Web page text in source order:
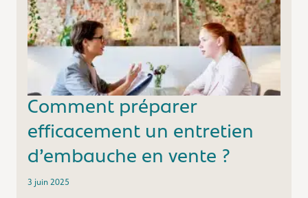
Comment préparer
efficacement un entretien
d’embauche en vente ?
3 juin 2025